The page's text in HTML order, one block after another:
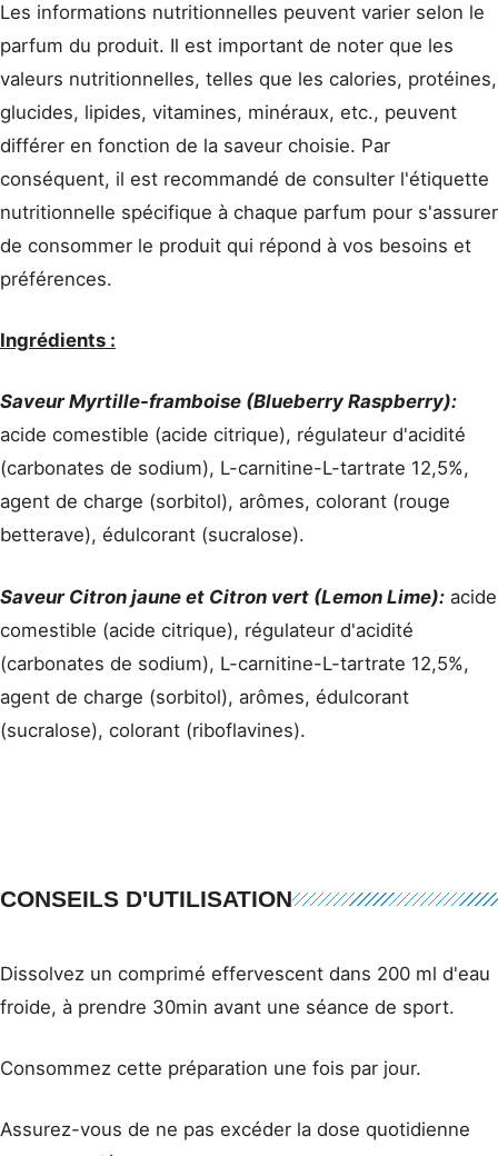
Les informations nutritionnelles peuvent varier selon le
parfum du produit. Il est important de noter que les
valeurs nutritionnelles, telles que les calories, protéines,
glucides, lipides, vitamines, minéraux, etc., peuvent
différer en fonction de la saveur choisie. Par
conséquent, il est recommandé de consulter l'étiquette
nutritionnelle spécifique à chaque parfum pour s'assurer
de consommer le produit qui répond à vos besoins et
préférences.
Ingrédients :
Saveur Myrtille-framboise (Blueberry Raspberry):
acide comestible (acide citrique), régulateur d'acidité
(carbonates de sodium), L-carnitine-L-tartrate 12,5%,
agent de charge (sorbitol), arômes, colorant (rouge
betterave), édulcorant (sucralose).
Saveur Citron jaune et Citron vert (Lemon Lime): acide
comestible (acide citrique), régulateur d'acidité
(carbonates de sodium), L-carnitine-L-tartrate 12,5%,
agent de charge (sorbitol), arômes, édulcorant
(sucralose), colorant (riboflavines).
CONSEILS D'UTILISATION
Dissolvez un comprimé effervescent dans 200 ml d'eau
froide, à prendre 30min avant une séance de sport.
Consommez cette préparation une fois par jour.
Assurez-vous de ne pas excéder la dose quotidienne